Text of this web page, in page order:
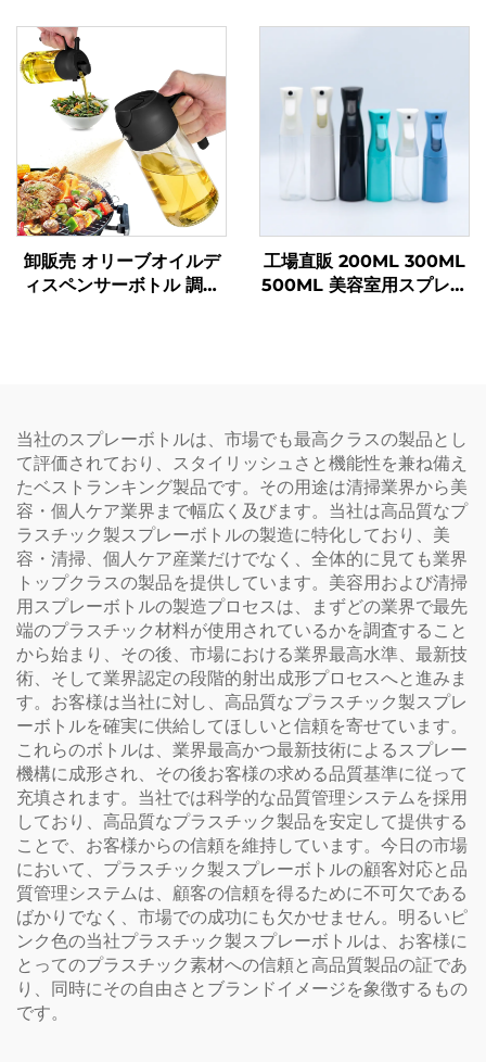
ューム スプレーボトル
スタム
卸販売 オリーブオイルデ
ィスペンサーボトル 調理
工場直販 200ML 300ML
500ML 美容室用スプレー
当社のスプレーボトルは、市場でも最高クラスの製品とし
て評価されており、スタイリッシュさと機能性を兼ね備え
たベストランキング製品です。その用途は清掃業界から美
容・個人ケア業界まで幅広く及びます。当社は高品質なプ
ラスチック製スプレーボトルの製造に特化しており、美
容・清掃、個人ケア産業だけでなく、全体的に見ても業界
トップクラスの製品を提供しています。美容用および清掃
用スプレーボトルの製造プロセスは、まずどの業界で最先
端のプラスチック材料が使用されているかを調査すること
から始まり、その後、市場における業界最高水準、最新技
術、そして業界認定の段階的射出成形プロセスへと進みま
す。お客様は当社に対し、高品質なプラスチック製スプレ
ーボトルを確実に供給してほしいと信頼を寄せています。
これらのボトルは、業界最高かつ最新技術によるスプレー
機構に成形され、その後お客様の求める品質基準に従って
充填されます。当社では科学的な品質管理システムを採用
しており、高品質なプラスチック製品を安定して提供する
ことで、お客様からの信頼を維持しています。今日の市場
において、プラスチック製スプレーボトルの顧客対応と品
質管理システムは、顧客の信頼を得るために不可欠である
ばかりでなく、市場での成功にも欠かせません。明るいピ
ンク色の当社プラスチック製スプレーボトルは、お客様に
とってのプラスチック素材への信頼と高品質製品の証であ
り、同時にその自由さとブランドイメージを象徴するもの
です。